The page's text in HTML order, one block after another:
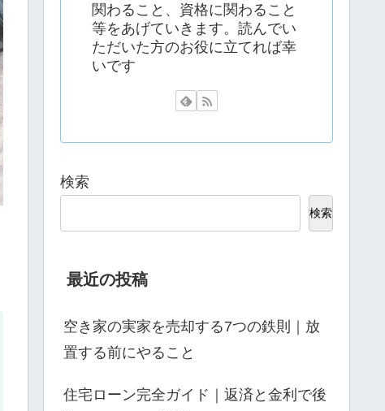
関わること、資格に関わること
等をあげていきます。読んでい
ただいた方のお役に立てれば幸
いです
検索
検索
最近の投稿
空き家の実家を売却する7つの鉄則｜放
置する前にやること
住宅ローン完全ガイド｜返済と金利で後